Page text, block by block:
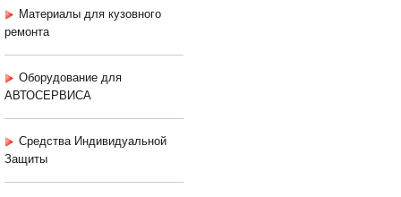
Материалы для кузовного
ремонта
Оборудование для
АВТОСЕРВИСА
Средства Индивидуальной
Защиты